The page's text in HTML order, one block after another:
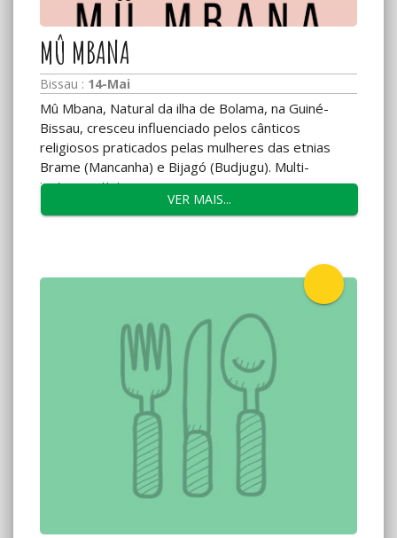
MÛ MBANA
Bissau : 14-Mai
Mû Mbana, Natural da ilha de Bolama, na Guiné-
Bissau, cresceu influenciado pelos cânticos
religiosos praticados pelas mulheres das etnias
Brame (Mancanha) e Bijagó (Budjugu). Multi-
instrumentista,...
VER MAIS...